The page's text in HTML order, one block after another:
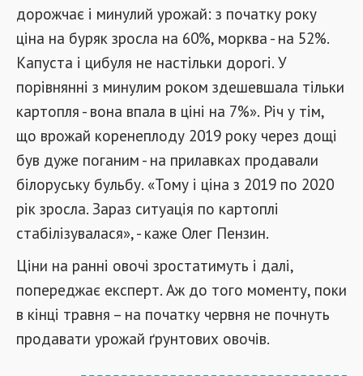
дорожчає і минулий урожай: з початку року
ціна на буряк зросла на 60%, морква - на 52%.
Капуста і цибуля не настільки дорогі. У
порівнянні з минулим роком здешевшала тільки
картопля - вона впала в ціні на 7%». Річ у тім,
що врожай коренеплоду 2019 року через дощі
був дуже поганим - на прилавках продавали
білоруську бульбу. «Тому і ціна з 2019 по 2020
рік зросла. Зараз ситуація по картоплі
стабілізувалася», - каже Олег Пензин.
Ціни на ранні овочі зростатимуть і далі,
попереджає експерт. Аж до того моменту, поки
в кінці травня – на початку червня не почнуть
продавати урожай ґрунтових овочів.